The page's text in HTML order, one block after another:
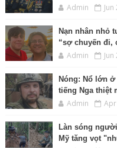
Admin
Nạn nhân nhỏ
“sợ chuyến đi,
Admin
Nóng: Nổ lớn
tiếng Nga thiệt
Admin
Làn sóng
Mỹ tăng vọt